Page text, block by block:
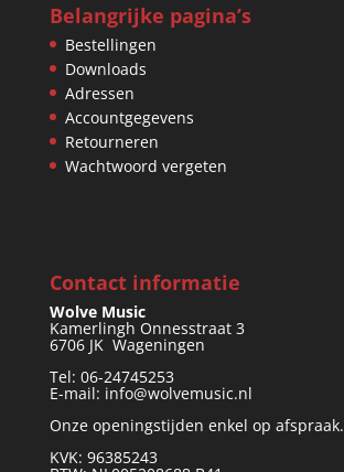
Belangrijke pagina’s
Bestellingen
Downloads
Adressen
Accountgegevens
Retourneren
Wachtwoord vergeten
Contact informatie
Wolve Music
Kamerlingh Onnesstraat 3
6706 JK Wageningen
Tel: 06-24745253
E-mail: info@wolvemusic.nl
Onze openingstijden enkel op afspraak.
KVK: 96385243